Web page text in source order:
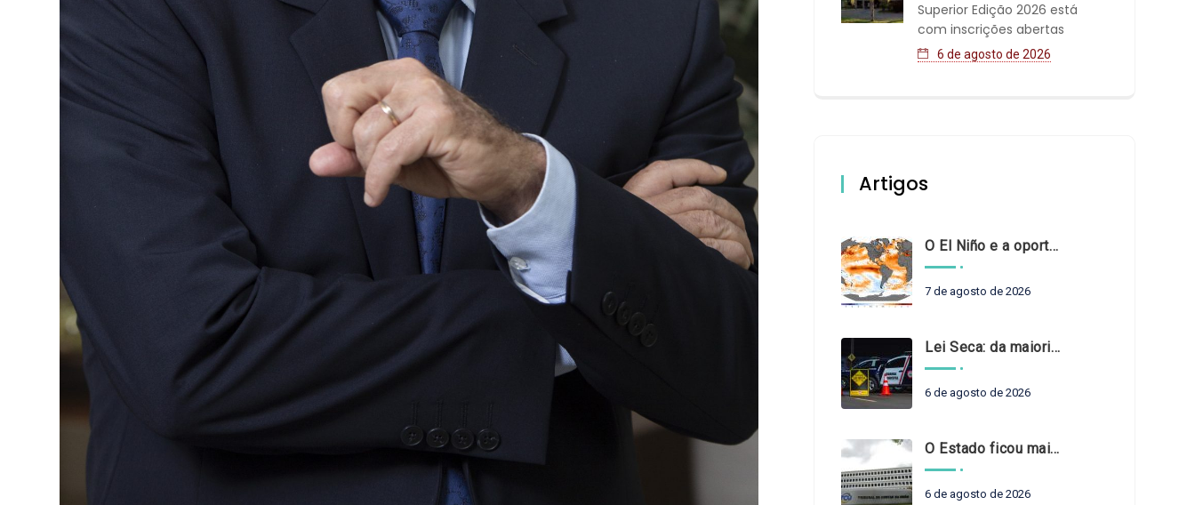
Superior Edição 2026 está
com inscrições abertas
6 de agosto de 2026
Artigos
O El Niño e a oportunidade de fortalecer o controle externo das políticas climáticas
7 de agosto de 2026
Lei Seca: da maioridade à maturidade
6 de agosto de 2026
O Estado ficou mais complexo. O controle precisa acompanhar
6 de agosto de 2026